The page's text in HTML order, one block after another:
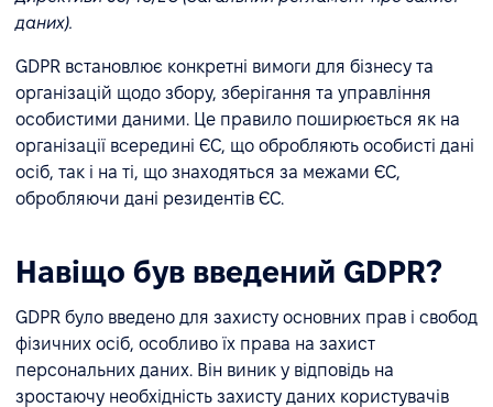
даних).
GDPR встановлює конкретні вимоги для бізнесу та
організацій щодо збору, зберігання та управління
особистими даними. Це правило поширюється як на
організації всередині ЄС, що обробляють особисті дані
осіб, так і на ті, що знаходяться за межами ЄС,
обробляючи дані резидентів ЄС.
Навіщо був введений GDPR?
GDPR було введено для захисту основних прав і свобод
фізичних осіб, особливо їх права на захист
персональних даних. Він виник у відповідь на
зростаючу необхідність захисту даних користувачів